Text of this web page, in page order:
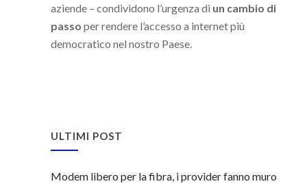
aziende – condividono l’urgenza di un cambio di
passo per rendere l’accesso a internet più
democratico nel nostro Paese.
ULTIMI POST
Modem libero per la fibra, i provider fanno muro